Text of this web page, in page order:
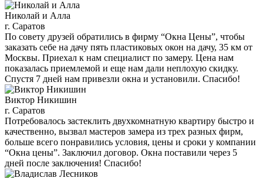
Николай и Алла
г. Саратов
По совету друзей обратились в фирму “Окна Цены”, чтобы
заказать себе на дачу пять пластиковых окон на дачу, 35 км от
Москвы. Приехал к нам специалист по замеру. Цена нам
показалась приемлемой и еще нам дали неплохую скидку.
Спустя 7 дней нам привезли окна и установили. Спасибо!
Виктор Никишин
г. Саратов
Потребовалось застеклить двухкомнатную квартиру быстро и
качественно, вызвал мастеров замера из трех разных фирм,
больше всего понравились условия, цены и сроки у компании
“Окна цены”. Заключил договор. Окна поставили через 5
дней после заключения! Спасибо!